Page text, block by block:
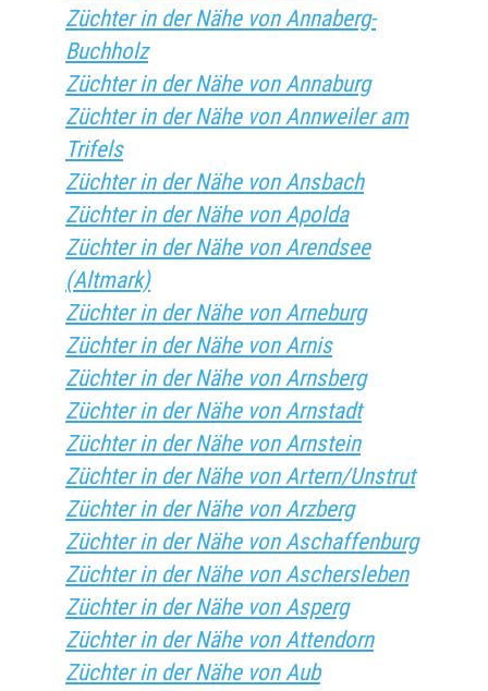
Züchter in der Nähe von Annaberg-
Buchholz
Züchter in der Nähe von Annaburg
Züchter in der Nähe von Annweiler am
Trifels
Züchter in der Nähe von Ansbach
Züchter in der Nähe von Apolda
Züchter in der Nähe von Arendsee
(Altmark)
Züchter in der Nähe von Arneburg
Züchter in der Nähe von Arnis
Züchter in der Nähe von Arnsberg
Züchter in der Nähe von Arnstadt
Züchter in der Nähe von Arnstein
Züchter in der Nähe von Artern/Unstrut
Züchter in der Nähe von Arzberg
Züchter in der Nähe von Aschaffenburg
Züchter in der Nähe von Aschersleben
Züchter in der Nähe von Asperg
Züchter in der Nähe von Attendorn
Züchter in der Nähe von Aub